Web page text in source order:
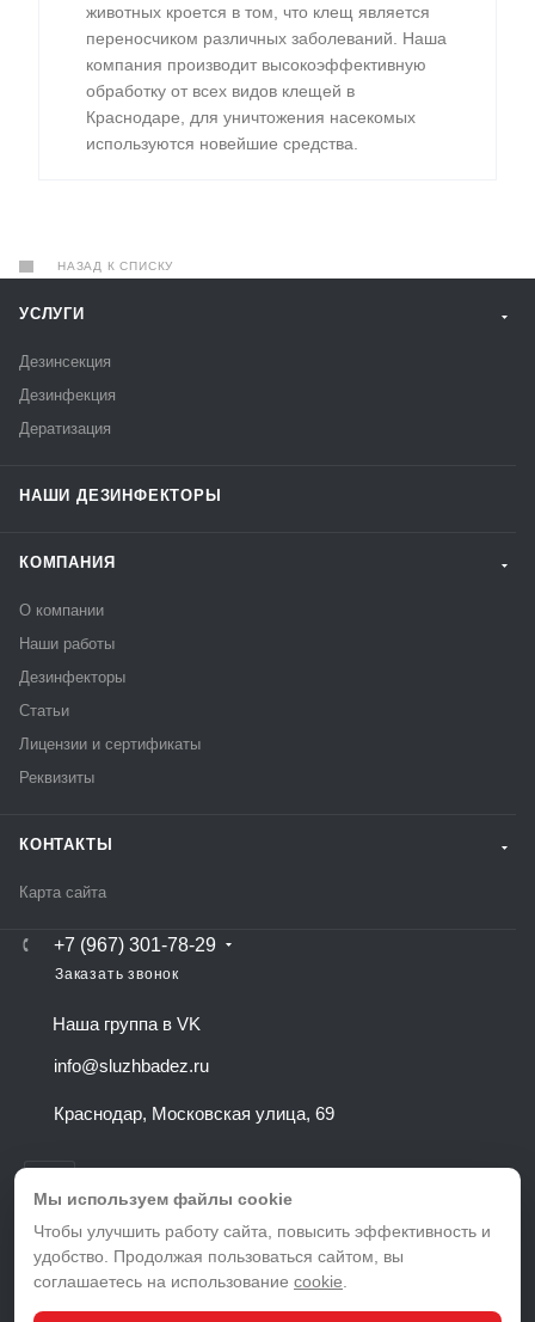
животных кроется в том, что клещ является
переносчиком различных заболеваний. Наша
компания производит высокоэффективную
обработку от всех видов клещей в
Краснодаре, для уничтожения насекомых
используются новейшие средства.
НАЗАД К СПИСКУ
УСЛУГИ
Дезинсекция
Дезинфекция
Дератизация
НАШИ ДЕЗИНФЕКТОРЫ
КОМПАНИЯ
О компании
Наши работы
Дезинфекторы
Статьи
Лицензии и сертификаты
Реквизиты
КОНТАКТЫ
Карта сайта
+7 (967) 301-78-29
Заказать звонок
Наша группа в VK
info@sluzhbadez.ru
Краснодар, Московская улица, 69
ВЕРСИЯ ДЛЯ ПЕЧАТИ
ПОЛЬЗОВАТЕЛЬСКОЕ СОГЛАШЕНИЕ
Мы используем файлы cookie
Чтобы улучшить работу сайта, повысить эффективность и
удобство. Продолжая пользоваться сайтом, вы
соглашаетесь на использование cookie